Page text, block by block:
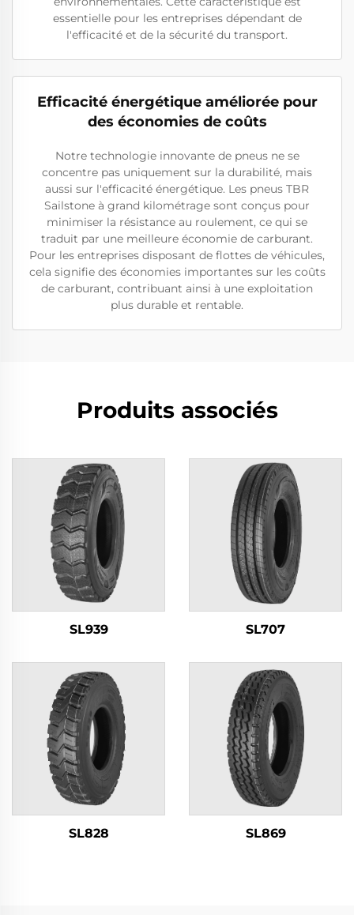
essentielle pour les entreprises dépendant de
l'efficacité et de la sécurité du transport.
Efficacité énergétique améliorée pour
des économies de coûts
Notre technologie innovante de pneus ne se
concentre pas uniquement sur la durabilité, mais
aussi sur l'efficacité énergétique. Les pneus TBR
Sailstone à grand kilométrage sont conçus pour
minimiser la résistance au roulement, ce qui se
traduit par une meilleure économie de carburant.
Pour les entreprises disposant de flottes de véhicules,
cela signifie des économies importantes sur les coûts
de carburant, contribuant ainsi à une exploitation
plus durable et rentable.
Produits associés
SL939 SL707
SL828 SL869